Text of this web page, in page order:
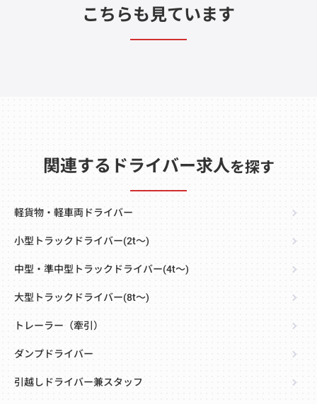
こちらも見ています
関連するドライバー求人を探す
軽貨物・軽車両ドライバー
小型トラックドライバー(2t～)
中型・準中型トラックドライバー(4t～)
大型トラックドライバー(8t～)
トレーラー（牽引）
ダンプドライバー
引越しドライバー兼スタッフ